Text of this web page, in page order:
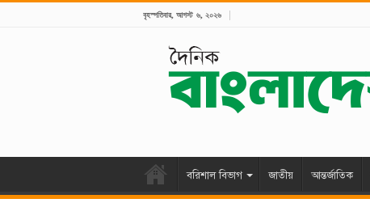
বৃহস্পতিবার, আগস্ট ৬, ২০২৬
বরিশাল বিভাগ জাতীয় আন্তর্জাতিক